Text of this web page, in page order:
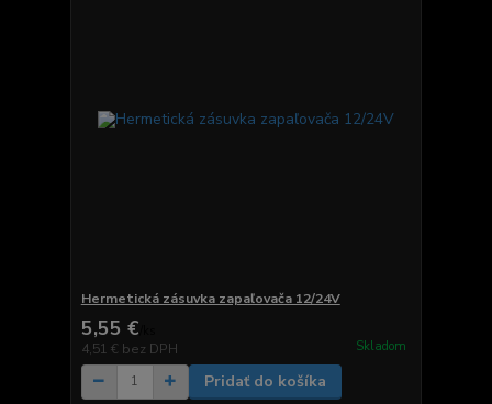
Hermetická zásuvka zapaľovača 12/24V
5,55 €
4,51 € bez DPH Skladom
Pridať do košíka